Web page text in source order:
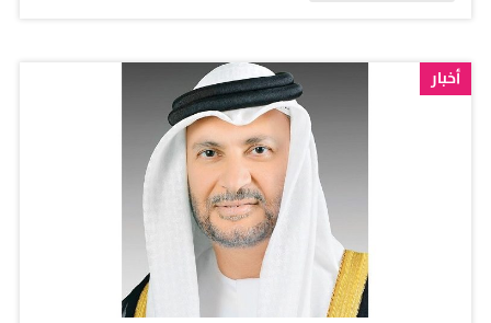
المبادرات والممارسات العالمية، واستضافتها لمؤتمر الأطراف
كوب 28 جزء مهم من الحل لمواجهة هذه الأزمة وتعزيز
التعاون الدولي لمواجهة أحد أهم التحديات المعاصرة".
المصدر: الاتحاد - أبوظبي
أخبار